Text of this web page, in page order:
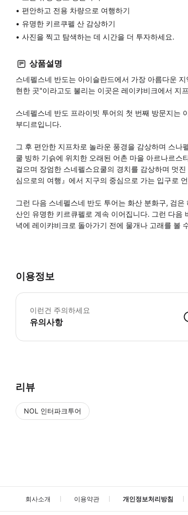
편안하고 전용 차량으로 여행하기
유명한 키르쿠펠 산 감상하기
사진을 찍고 탐색하는 데 시간을 더 투자하세요.
상품설명
스네펠스네 반도는 아이슬란드에서 가장 아름다운
현한 곳"이라고도 불리는 이곳은 레이캬비크에서 지
스네펠스네 반도 프라이빗 투어의 첫 번째 방문지는
부디르입니다.
그 후 편안한 지프차로 놀라운 풍경을 감상하며 스
쿨 빙하 기슭에 위치한 오래된 어촌 마을 아르나르
걸으며 장엄한 스네펠스요쿨의 경치를 감상하며 멋
심으로의 여행』에서 지구의 중심으로 가는 입구로
그런 다음 스네펠스네 반도 투어는 화산 분화구, 검
산인 유명한 키르큐펠로 계속 이어집니다. 그런 다음
녁에 레이캬비크로 돌아가기 전에 물개나 고래를 볼
이용정보
이런건 주의하세요
유의사항
리뷰
NOL 인터파크투어
회사소개 이용약관 개인정보처리방침